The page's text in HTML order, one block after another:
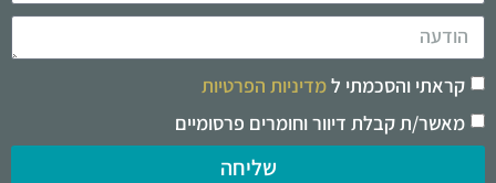
קראתי והסכמתי למדיניות הפרטיות
מאשר/ת קבלת דיוור וחומרים פרסומיים
שליחה